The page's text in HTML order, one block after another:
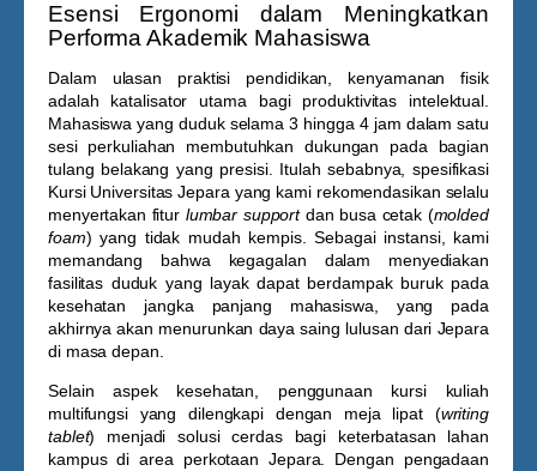
Esensi Ergonomi dalam Meningkatkan
Performa Akademik Mahasiswa
Dalam ulasan praktisi pendidikan, kenyamanan fisik
adalah katalisator utama bagi produktivitas intelektual.
Mahasiswa yang duduk selama 3 hingga 4 jam dalam satu
sesi perkuliahan membutuhkan dukungan pada bagian
tulang belakang yang presisi. Itulah sebabnya, spesifikasi
Kursi Universitas Jepara yang kami rekomendasikan selalu
menyertakan fitur lumbar supportdan busa cetak (molded
foam) yang tidak mudah kempis. Sebagai instansi, kami
memandang bahwa kegagalan dalam menyediakan
fasilitas duduk yang layak dapat berdampak buruk pada
kesehatan jangka panjang mahasiswa, yang pada
akhirnya akan menurunkan daya saing lulusan dari Jepara
di masa depan.
Selain aspek kesehatan, penggunaan kursi kuliah
multifungsi yang dilengkapi dengan meja lipat (writing
tablet) menjadi solusi cerdas bagi keterbatasan lahan
kampus di area perkotaan Jepara. Dengan pengadaan